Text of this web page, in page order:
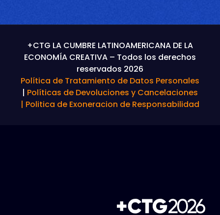
+CTG LA CUMBRE LATINOAMERICANA DE LA
ECONOMÍA CREATIVA – Todos los derechos
reservados 2026
Política de Tratamiento de Datos Personales
| Políticas de Devoluciones y Cancelaciones
| Politica de Exoneracion de Responsabilidad